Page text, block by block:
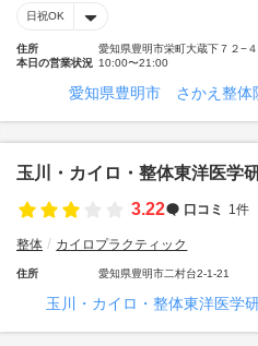
日祝OK
住所
愛知県豊明市栄町大蔵下７２−４
本日の営業状況 10:00〜21:00
愛知県豊明市 さかえ整体
玉川・カイロ・整体東洋医学
3.22
口コミ 1件
整体 カイロプラクティック
住所 愛知県豊明市二村台2-1-21
玉川・カイロ・整体東洋医学